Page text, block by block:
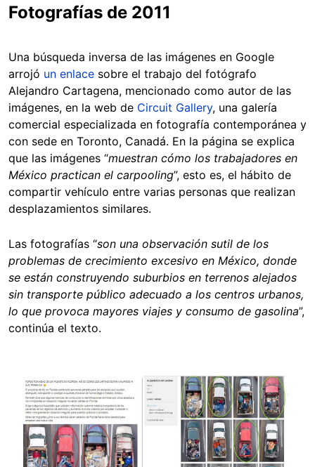
Fotografías de 2011
Una búsqueda inversa de las imágenes en Google
arrojó un enlace sobre el trabajo del fotógrafo
Alejandro Cartagena, mencionado como autor de las
imágenes, en la web de Circuit Gallery, una galería
comercial especializada en fotografía contemporánea y
con sede en Toronto, Canadá. En la página se explica
que las imágenes “muestran cómo los trabajadores en
México practican el carpooling”, esto es, el hábito de
compartir vehículo entre varias personas que realizan
desplazamientos similares.
Las fotografías “son una observación sutil de los
problemas de crecimiento excesivo en México, donde
se están construyendo suburbios en terrenos alejados
sin transporte público adecuado a los centros urbanos,
lo que provoca mayores viajes y consumo de gasolina”,
continúa el texto.
Image